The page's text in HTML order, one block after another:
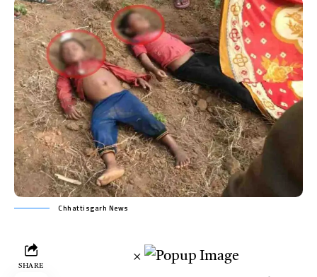
Chhattisgarh News
SHARE
×